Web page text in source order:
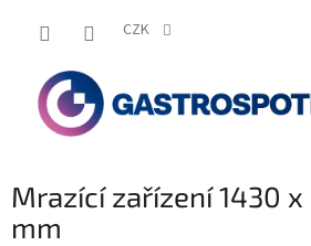
CZK
Mrazící zařízení 1430 x
mm